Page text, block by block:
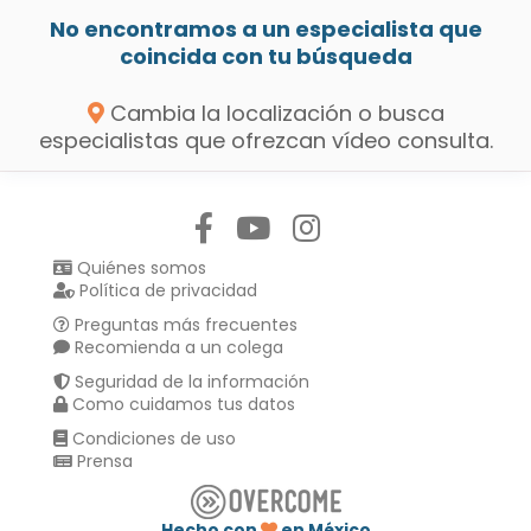
No encontramos a un especialista que
coincida con tu búsqueda
Cambia la localización o busca
especialistas que ofrezcan vídeo consulta.
Quiénes somos
Política de privacidad
Preguntas más frecuentes
Recomienda a un colega
Seguridad de la información
Como cuidamos tus datos
Condiciones de uso
Prensa